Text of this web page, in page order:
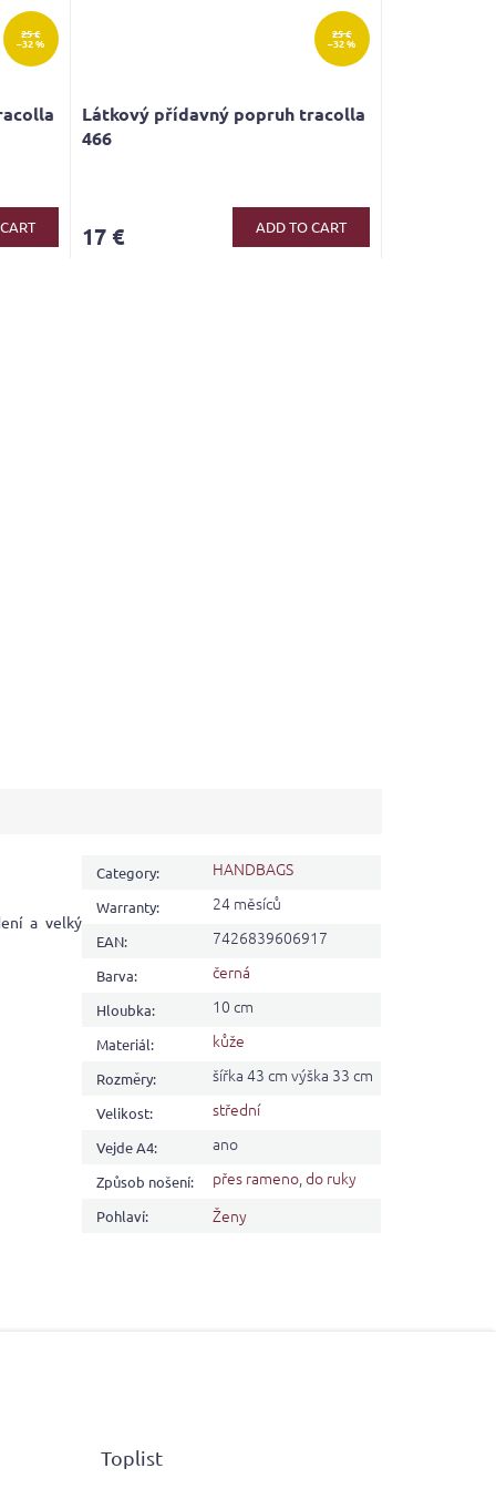
25 €
–32 %
25 €
–32 %
Látkový přídavný popruh tracolla
466
17 € ADD TO CART
a velký
Category: HANDBAGS
Warranty: 24 měsíců
EAN: 7426839606917
Barva: černá
Hloubka: 10 cm
Materiál: kůže
Rozměry: šířka 43 cm výška 33 cm
Velikost: střední
Vejde A4: ano
Způsob nošení: přes rameno,do ruky
Pohlaví: Ženy
Toplist